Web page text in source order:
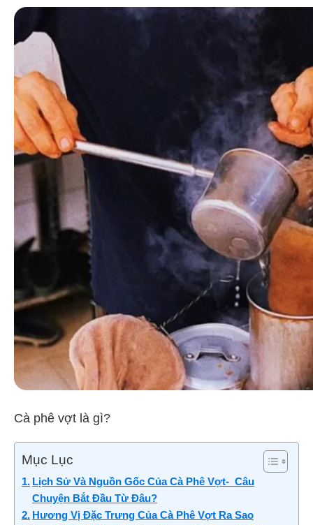
Cà phê vợt là gì?
Mục Lục
Lịch Sử Và Nguồn Gốc Của Cà Phê Vợt- Câu
Chuyện Bắt Đầu Từ Đâu?
Hương Vị Đặc Trưng Của Cà Phê Vợt Ra Sao